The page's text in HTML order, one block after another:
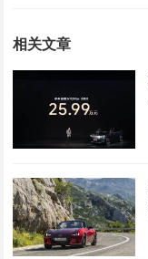
相关文章